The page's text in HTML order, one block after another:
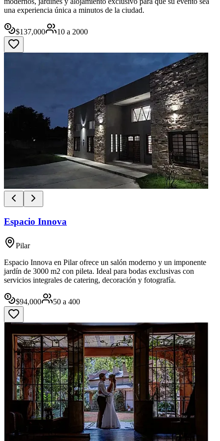
una experiencia única a minutos de la ciudad.
$137,000 10 a 2000
Espacio Innova
Pilar
Espacio Innova en Pilar ofrece un salón moderno y un imponente
jardín de 3000 m2 con pileta. Ideal para bodas exclusivas con
servicios integrales de catering, decoración y fotografía.
$94,000 50 a 400